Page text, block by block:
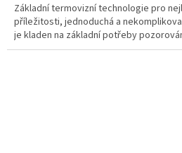
Základní termovizní technologie pro
příležitosti, jednoduchá a
je kladen na základní potřeby